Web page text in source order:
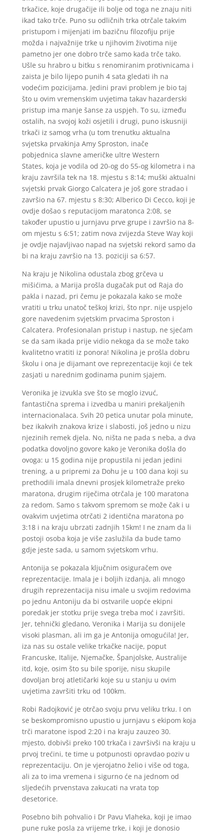
trkačice, koje drugačije ili bolje od toga ne znaju niti
ikad tako trče. Puno su odličnih trka otrčale takvim
pristupom i mijenjati im bazičnu filozofiju prije
možda i najvažnije trke u njihovim životima nije
pametno jer one dobro trče samo kada trče tako.
Ušle su hrabro u bitku s renomiranim protivnicama i
zaista je bilo lijepo punih 4 sata gledati ih na
vodećim pozicijama. Jedini pravi problem je bio taj
što u ovim vremenskim uvjetima takav hazarderski
pristup ima manje šanse za uspjeh. To su, između
ostalih, na svojoj koži osjetili i drugi, puno iskusniji
trkači iz samog vrha (u tom trenutku aktualna
svjetska prvakinja Amy Sproston, inače
pobjednica slavne američke ultre Western
States, koja je vodila od 20-og do 55-og kilometra i na
kraju završila tek na 18. mjestu s 8:14; muški aktualni
svjetski prvak Giorgo Calcatera je još gore stradao i
završio na 67. mjestu s 8:30; Alberico Di Cecco, koji je
ovdje došao s reputacijom maratonca 2:08, se
također upustio u jurnjavu prve grupe i završio na 8-
om mjestu s 6:51; zatim nova zvijezda Steve Way koji
je ovdje najavljivao napad na svjetski rekord samo da
bi na kraju završio na 13. poziciji sa 6:57.
Na kraju je Nikolina odustala zbog grčeva u
mišićima, a Marija prošla dugačak put od Raja do
pakla i nazad, pri čemu je pokazala kako se može
vratiti u trku unatoč teškoj krizi, što npr. nije uspjelo
gore navedenim svjetskim prvacima Sproston i
Calcatera. Profesionalan pristup i nastup, ne sjećam
se da sam ikada prije vidio nekoga da se može tako
kvalitetno vratiti iz ponora! Nikolina je prošla dobru
školu i ona je dijamant ove reprezentacije koji će tek
zasjati u narednim godinama punim sjajem.
Veronika je izvukla sve što se moglo izvuć,
fantastična sprema i izvedba u maniri prekaljenih
internacionalaca. Svih 20 petica unutar pola minute,
bez ikakvih znakova krize i slabosti, još jedno u nizu
njezinih remek djela. No, ništa ne pada s neba, a dva
podatka dovoljno govore kako je Veronika došla do
ovoga: u 15 godina nije propustila ni jedan jedini
trening, a u pripremi za Dohu je u 100 dana koji su
prethodili imala dnevni prosjek kilometraže preko
maratona, drugim riječima otrčala je 100 maratona
za redom. Samo s takvom spremom se može čak i u
ovakvim uvjetima otrčati 2 identična maratona po
3:18 i na kraju ubrzati zadnjih 15km! I ne znam da li
postoji osoba koja je više zaslužila da bude tamo
gdje jeste sada, u samom svjetskom vrhu.
Antonija se pokazala ključnim osiguračem ove
reprezentacije. Imala je i boljih izdanja, ali mnogo
drugih reprezentacija nisu imale u svojim redovima
po jednu Antoniju da bi ostvarile uopće ekipni
poredak jer stotku prije svega treba moć i završiti.
Jer, tehnički gledano, Veronika i Marija su donijele
visoki plasman, ali im ga je Antonija omogućila! Jer,
iza nas su ostale velike trkačke nacije, poput
Francuske, Italije, Njemačke, Španjolske, Australije
itd, koje, osim što su bile sporije, nisu skupile
dovoljan broj atletičarki koje su u stanju u ovim
uvjetima završiti trku od 100km.
Robi Radojković je otrčao svoju prvu veliku trku. I on
se beskompromisno upustio u jurnjavu s ekipom koja
trči maratone ispod 2:20 i na kraju zauzeo 30.
mjesto, dobivši preko 100 trkača i završivši na kraju u
prvoj trećini, te time u potpunosti opravdao poziv u
reprezentaciju. On je vjerojatno želio i više od toga,
ali za to ima vremena i sigurno će na jednom od
sljedećih prvenstava zakucati na vrata top
desetorice.
Posebno bih pohvalio i Dr Pavu Vlaheka, koji je imao
pune ruke posla za vrijeme trke, i koji je donosio